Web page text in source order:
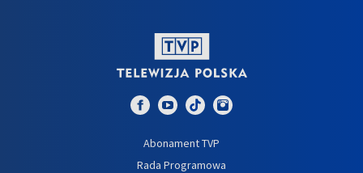
Abonament TVP
Rada Programowa